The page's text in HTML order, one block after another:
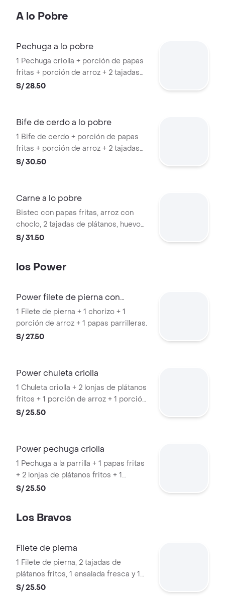
A lo Pobre
Pechuga a lo pobre
1 Pechuga criolla + porción de papas
fritas + porción de arroz + 2 tajadas
de plátanos fritos + 1 huevo frito
S/ 28.50
Bife de cerdo a lo pobre
1 Bife de cerdo + porción de papas
fritas + porción de arroz + 2 tajadas
de plátanos fritos + 1 huevo frito
S/ 30.50
Carne a lo pobre
Bistec con papas fritas, arroz con
choclo, 2 tajadas de plátanos, huevo
frito
S/ 31.50
los Power
Power filete de pierna con
chorizo
1 Filete de pierna + 1 chorizo + 1
porción de arroz + 1 papas parrilleras.
S/ 27.50
Power chuleta criolla
1 Chuleta criolla + 2 lonjas de plátanos
fritos + 1 porción de arroz + 1 porción
de papas parrilleras.
S/ 25.50
Power pechuga criolla
1 Pechuga a la parrilla + 1 papas fritas
+ 2 lonjas de plátanos fritos + 1
porción de arroz.
S/ 25.50
Los Bravos
Filete de pierna
1 Filete de pierna, 2 tajadas de
plátanos fritos, 1 ensalada fresca y 1
porción de papas parrilleras.
S/ 25.50